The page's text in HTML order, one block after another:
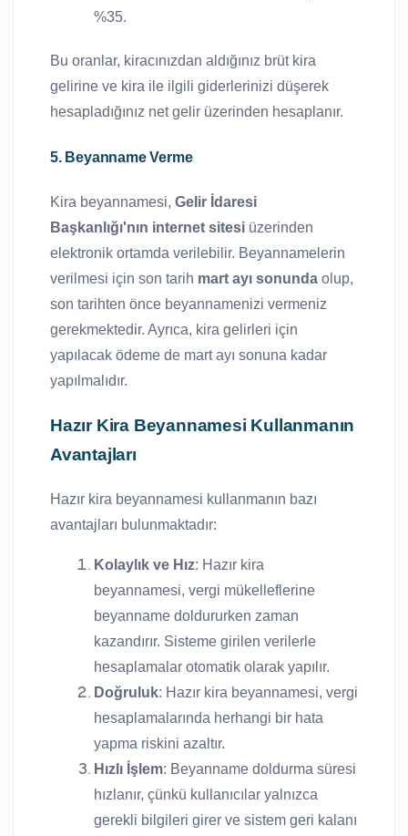
%35.
Bu oranlar, kiracınızdan aldığınız brüt kira
gelirine ve kira ile ilgili giderlerinizi düşerek
hesapladığınız net gelir üzerinden hesaplanır.
5. Beyanname Verme
Kira beyannamesi, Gelir İdaresi
Başkanlığı'nın internet sitesi üzerinden
elektronik ortamda verilebilir. Beyannamelerin
verilmesi için son tarih mart ayı sonunda olup,
son tarihten önce beyannamenizi vermeniz
gerekmektedir. Ayrıca, kira gelirleri için
yapılacak ödeme de mart ayı sonuna kadar
yapılmalıdır.
Hazır Kira Beyannamesi Kullanmanın
Avantajları
Hazır kira beyannamesi kullanmanın bazı
avantajları bulunmaktadır:
Kolaylık ve Hız: Hazır kira
beyannamesi, vergi mükelleflerine
beyanname doldururken zaman
kazandırır. Sisteme girilen verilerle
hesaplamalar otomatik olarak yapılır.
Doğruluk: Hazır kira beyannamesi, vergi
hesaplamalarında herhangi bir hata
yapma riskini azaltır.
Hızlı İşlem: Beyanname doldurma süresi
hızlanır, çünkü kullanıcılar yalnızca
gerekli bilgileri girer ve sistem geri kalanı